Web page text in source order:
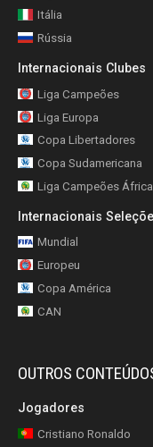
Itália
Rússia
Internacionais Clubes
Liga Campeões
Liga Europa
Copa Libertadores
Copa Sudamericana
Liga Campeões África
Internacionais
Mundial
Europeu
Copa América
CAN
OUTROS
Jogadores
Cristiano Ronaldo